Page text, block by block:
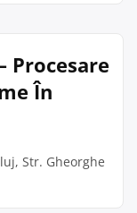
Procesare
În
Str. Gheorghe